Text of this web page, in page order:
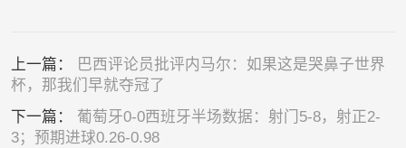
上一篇：
巴西评论员批评内马尔：如果这是哭鼻子世界
杯，那我们早就夺冠了
下一篇： 葡萄牙0-0西班牙半场数据：射门5-8，射正2-
3；预期进球0.26-0.98